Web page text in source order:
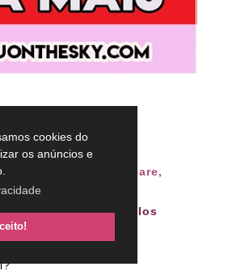
cookies do
os anúncios e
Parte um:
skincare,
Parte dois:cabelos